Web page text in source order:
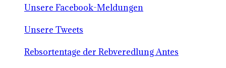
Unsere Facebook-Meldungen
Unsere Tweets
Rebsortentage der Rebveredlung Antes